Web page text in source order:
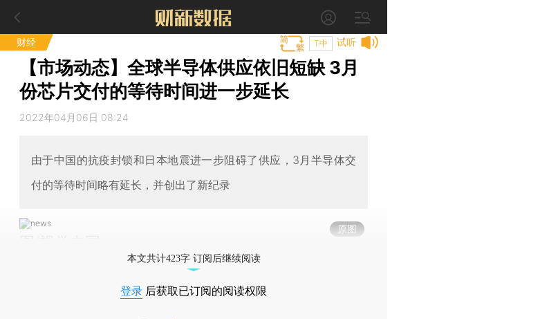
财经 试听
T中
【市场动态】全球半导体供应依旧短缺 3月
份芯片交付的等待时间进一步延长
2022年04月06日 08:24
由于中国的抗疫封锁和日本地震进一步阻碍了供应，3月半导体交
付的等待时间略有延长，并创出了新纪录
原图
本文共计423字 订阅后继续阅读
登录 后获取已订阅的阅读权限